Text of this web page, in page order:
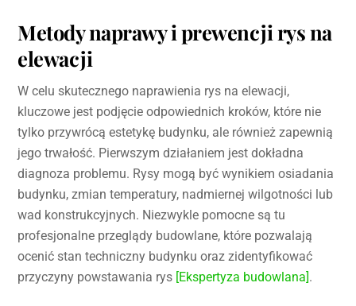
Metody naprawy i prewencji rys na
elewacji
W celu skutecznego naprawienia rys na elewacji,
kluczowe jest podjęcie odpowiednich kroków, które nie
tylko przywrócą estetykę budynku, ale również zapewnią
jego trwałość. Pierwszym działaniem jest dokładna
diagnoza problemu. Rysy mogą być wynikiem osiadania
budynku, zmian temperatury, nadmiernej wilgotności lub
wad konstrukcyjnych. Niezwykle pomocne są tu
profesjonalne przeglądy budowlane, które pozwalają
ocenić stan techniczny budynku oraz zidentyfikować
przyczyny powstawania rys [Ekspertyza budowlana].